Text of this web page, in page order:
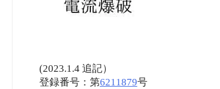
(2023.1.4 追記）
登録番号：第6211879号